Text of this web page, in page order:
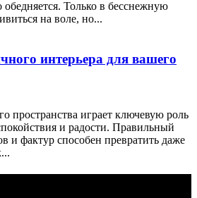
Только в бесснежную
на воле, но...
интерьера для вашего
пространства играет ключевую роль
и радости. Правильный
и фактур способен превратить даже